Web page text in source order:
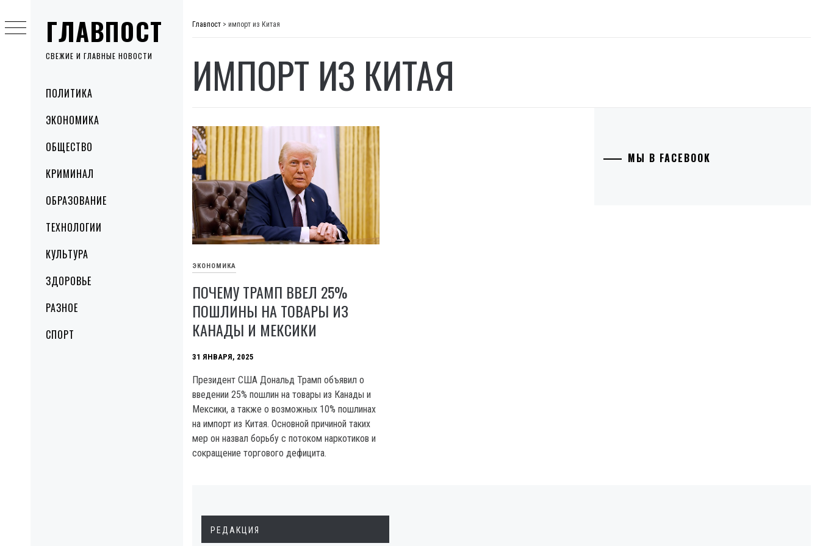
ГЛАВПОСТ
СВЕЖИЕ И ГЛАВНЫЕ НОВОСТИ
MenuПОЛИТИКА
ЭКОНОМИКА
ОБЩЕСТВО
КРИМИНАЛ
ОБРАЗОВАНИЕ
ТЕХНОЛОГИИ
КУЛЬТУРА
ЗДОРОВЬЕ
РАЗНОЕ
СПОРТ
to
content
Главпост > импорт из Китая
ИМПОРТ ИЗ КИТАЯ
ЭКОНОМИКА
ПОЧЕМУ ТРАМП ВВЕЛ 25%
ПОШЛИНЫ НА ТОВАРЫ ИЗ
КАНАДЫ И МЕКСИКИ
31 ЯНВАРЯ, 2025
Президент США Дональд Трамп объявил о
введении 25% пошлин на товары из Канады и
Мексики, а также о возможных 10% пошлинах
на импорт из Китая. Основной причиной таких
мер он назвал борьбу с потоком наркотиков и
сокращение торгового дефицита.
МЫ В FACEBOOK
РЕДАКЦИЯ